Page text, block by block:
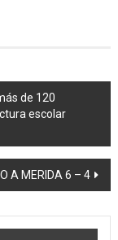
de 120
escolar
A MERIDA 6 – 4